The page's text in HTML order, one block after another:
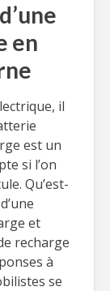
en
il
est un
si l’on
Qu’est-
et
recharge
à
se